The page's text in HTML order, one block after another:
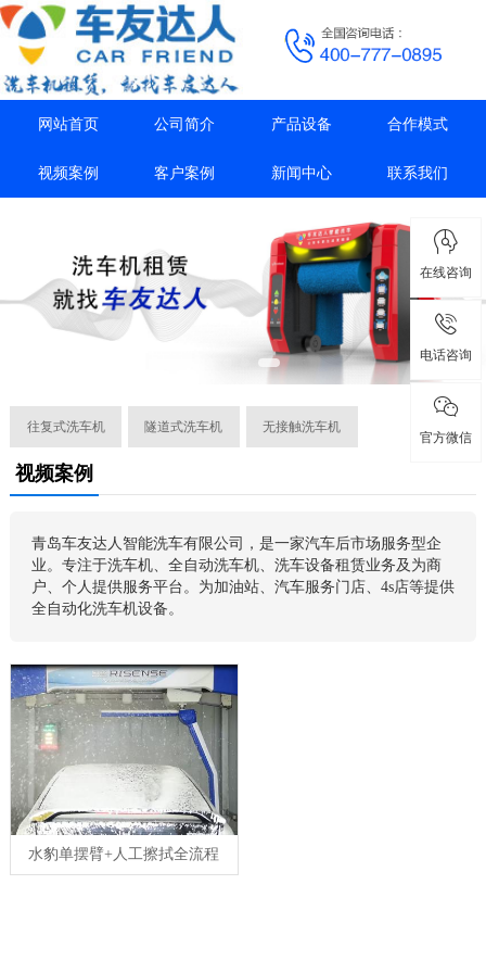
网站首页 公司简介 产品设备 合作模式
视频案例 客户案例 新闻中心 联系我们
往复式洗车机 隧道式洗车机 无接触洗车机
视频案例
青岛车友达人智能洗车有限公司，是一家汽车后市场服务型企
业。专注于洗车机、全自动洗车机、洗车设备租赁业务及为商
户、个人提供服务平台。为加油站、汽车服务门店、4s店等提供
全自动化洗车机设备。
水豹单摆臂+人工擦拭全流程
在线咨询
电话咨询
官方微信